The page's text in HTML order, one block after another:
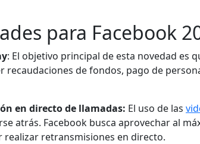
para Facebook
: El objetivo principal de esta novedad es
recaudaciones de fondos, pago de
en directo de llamadas: El uso de las
atrás. Facebook busca aprovechar al
realizar retransmisiones en directo.